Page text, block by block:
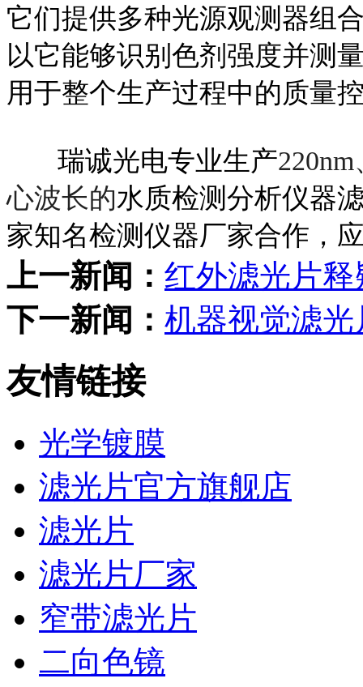
它们提供多种光源观测器组
以它能够识别色剂强度并测
用于整个生产过程中的质量
瑞诚光电专业生产
心波长的水质检测分析仪器
家知名检测仪器厂家合作，
上一新闻： 红外滤光片释
下一新闻： 机器视觉滤光
友情链接
光学镀膜
滤光片官方旗舰店
滤光片
滤光片厂家
窄带滤光片
二向色镜